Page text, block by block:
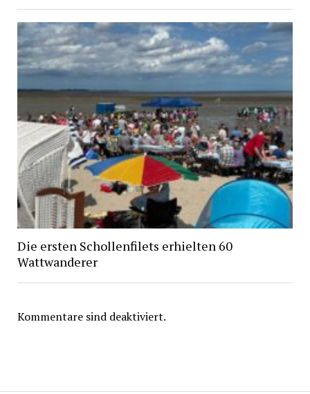
Die ersten Schollenfilets erhielten 60
Wattwanderer
Kommentare sind deaktiviert.